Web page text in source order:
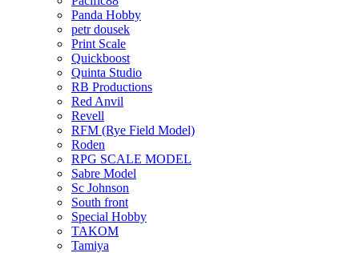
Panda Hobby
petr dousek
Print Scale
Quickboost
Quinta Studio
RB Productions
Red Anvil
Revell
RFM (Rye Field Model)
Roden
RPG SCALE MODEL
Sabre Model
Sc Johnson
South front
Special Hobby
TAKOM
Tamiya